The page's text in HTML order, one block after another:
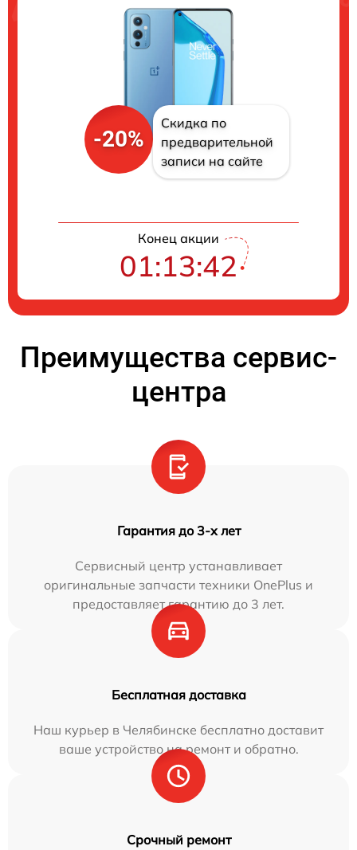
-20%
Скидка по
предварительной
записи на сайте
Конец акции
01:13:41
Преимущества сервис-
центра
Гарантия до 3-х лет
Сервисный центр устанавливает
оригинальные запчасти техники OnePlus и
предоставляет гарантию до 3 лет.
Бесплатная доставка
Наш курьер в Челябинске бесплатно доставит
ваше устройство на ремонт и обратно.
Срочный ремонт